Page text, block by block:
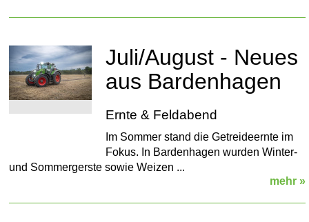
Juli/August - Neues
aus Bardenhagen
Ernte & Feldabend
Im Sommer stand die Getreideernte im
Fokus. In Bardenhagen wurden Winter-
und Sommergerste sowie Weizen ...
mehr »